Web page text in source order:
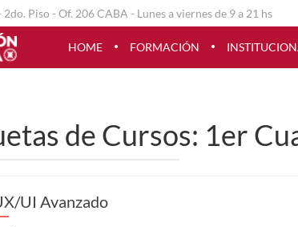
Piso - Of. 206 CABA - Lunes a viernes de 9 a 21 hs
HOME FORMACIÓN
de Cursos: 1er
UI Avanzado